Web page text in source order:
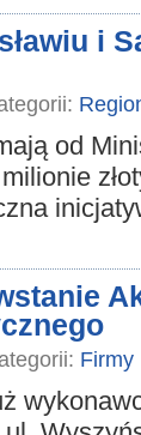
i
od
Firmy